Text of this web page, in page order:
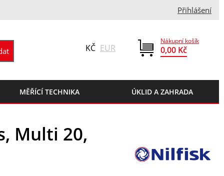
Přihlášení
Nákupní košík
0,00 Kč
KČ EUR
MĚŘÍCÍ TECHNIKA ÚKLID A ZAHRADA
Multi 20,